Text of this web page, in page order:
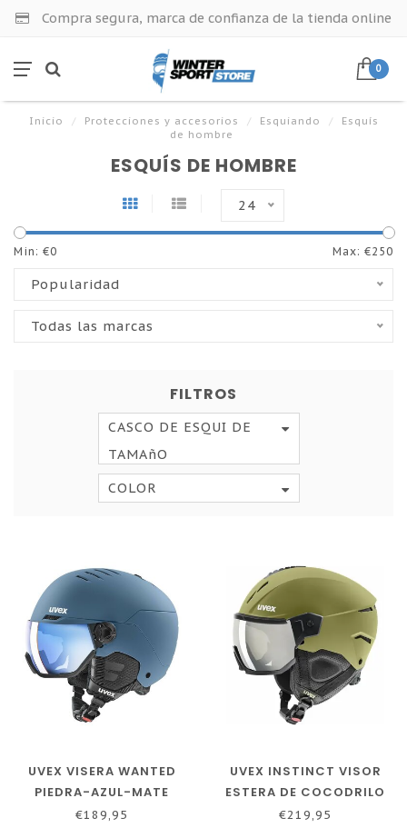
Compra segura, marca de confianza de la tienda online
0
Inicio / Protecciones y accesorios / Esquiando /
Esquís
de hombre
ESQUÍS DE HOMBRE
24
Min: €0 Max: €250
Popularidad
Todas las marcas
FILTROS
CASCO DE ESQUI DE
TAMAñO
COLOR
UVEX VISERA WANTED
PIEDRA-AZUL-MATE
€189,95
UVEX INSTINCT VISOR
ESTERA DE COCODRILO
€219,95